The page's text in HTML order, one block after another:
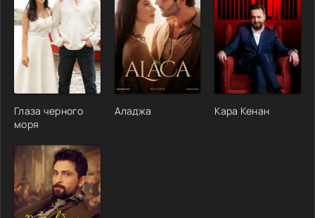
Глаза черного
моря
Аладжа Кара Кенан